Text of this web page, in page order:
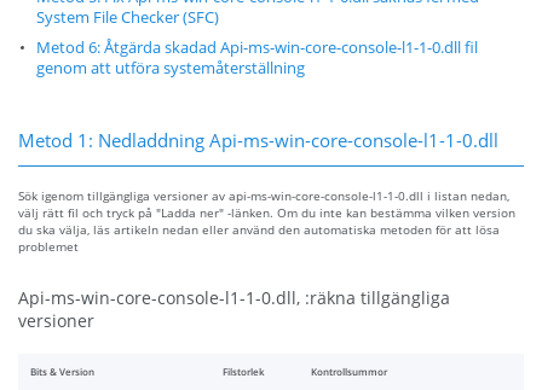
System File Checker (SFC)
Metod 6: Åtgärda skadad Api-ms-win-core-console-l1-1-0.dll fil
genom att utföra systemåterställning
Metod 1: Nedladdning Api-ms-win-core-console-l1-1-0.dll
Sök igenom tillgängliga versioner av api-ms-win-core-console-l1-1-0.dll i listan nedan,
välj rätt fil och tryck på "Ladda ner" -länken. Om du inte kan bestämma vilken version
du ska välja, läs artikeln nedan eller använd den automatiska metoden för att lösa
problemet
Api-ms-win-core-console-l1-1-0.dll, :räkna tillgängliga
versioner
Bits & Version Filstorlek Kontrollsummor